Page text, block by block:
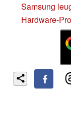
Samsung
Hardware-